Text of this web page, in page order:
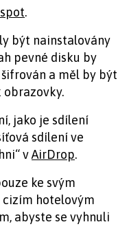
.
být nainstalovány
pevné disku by
a měl by být
jako je sdílení
sdílení ve
vAirDrop.
ke svým
hotelovým
abyste se vyhnuli